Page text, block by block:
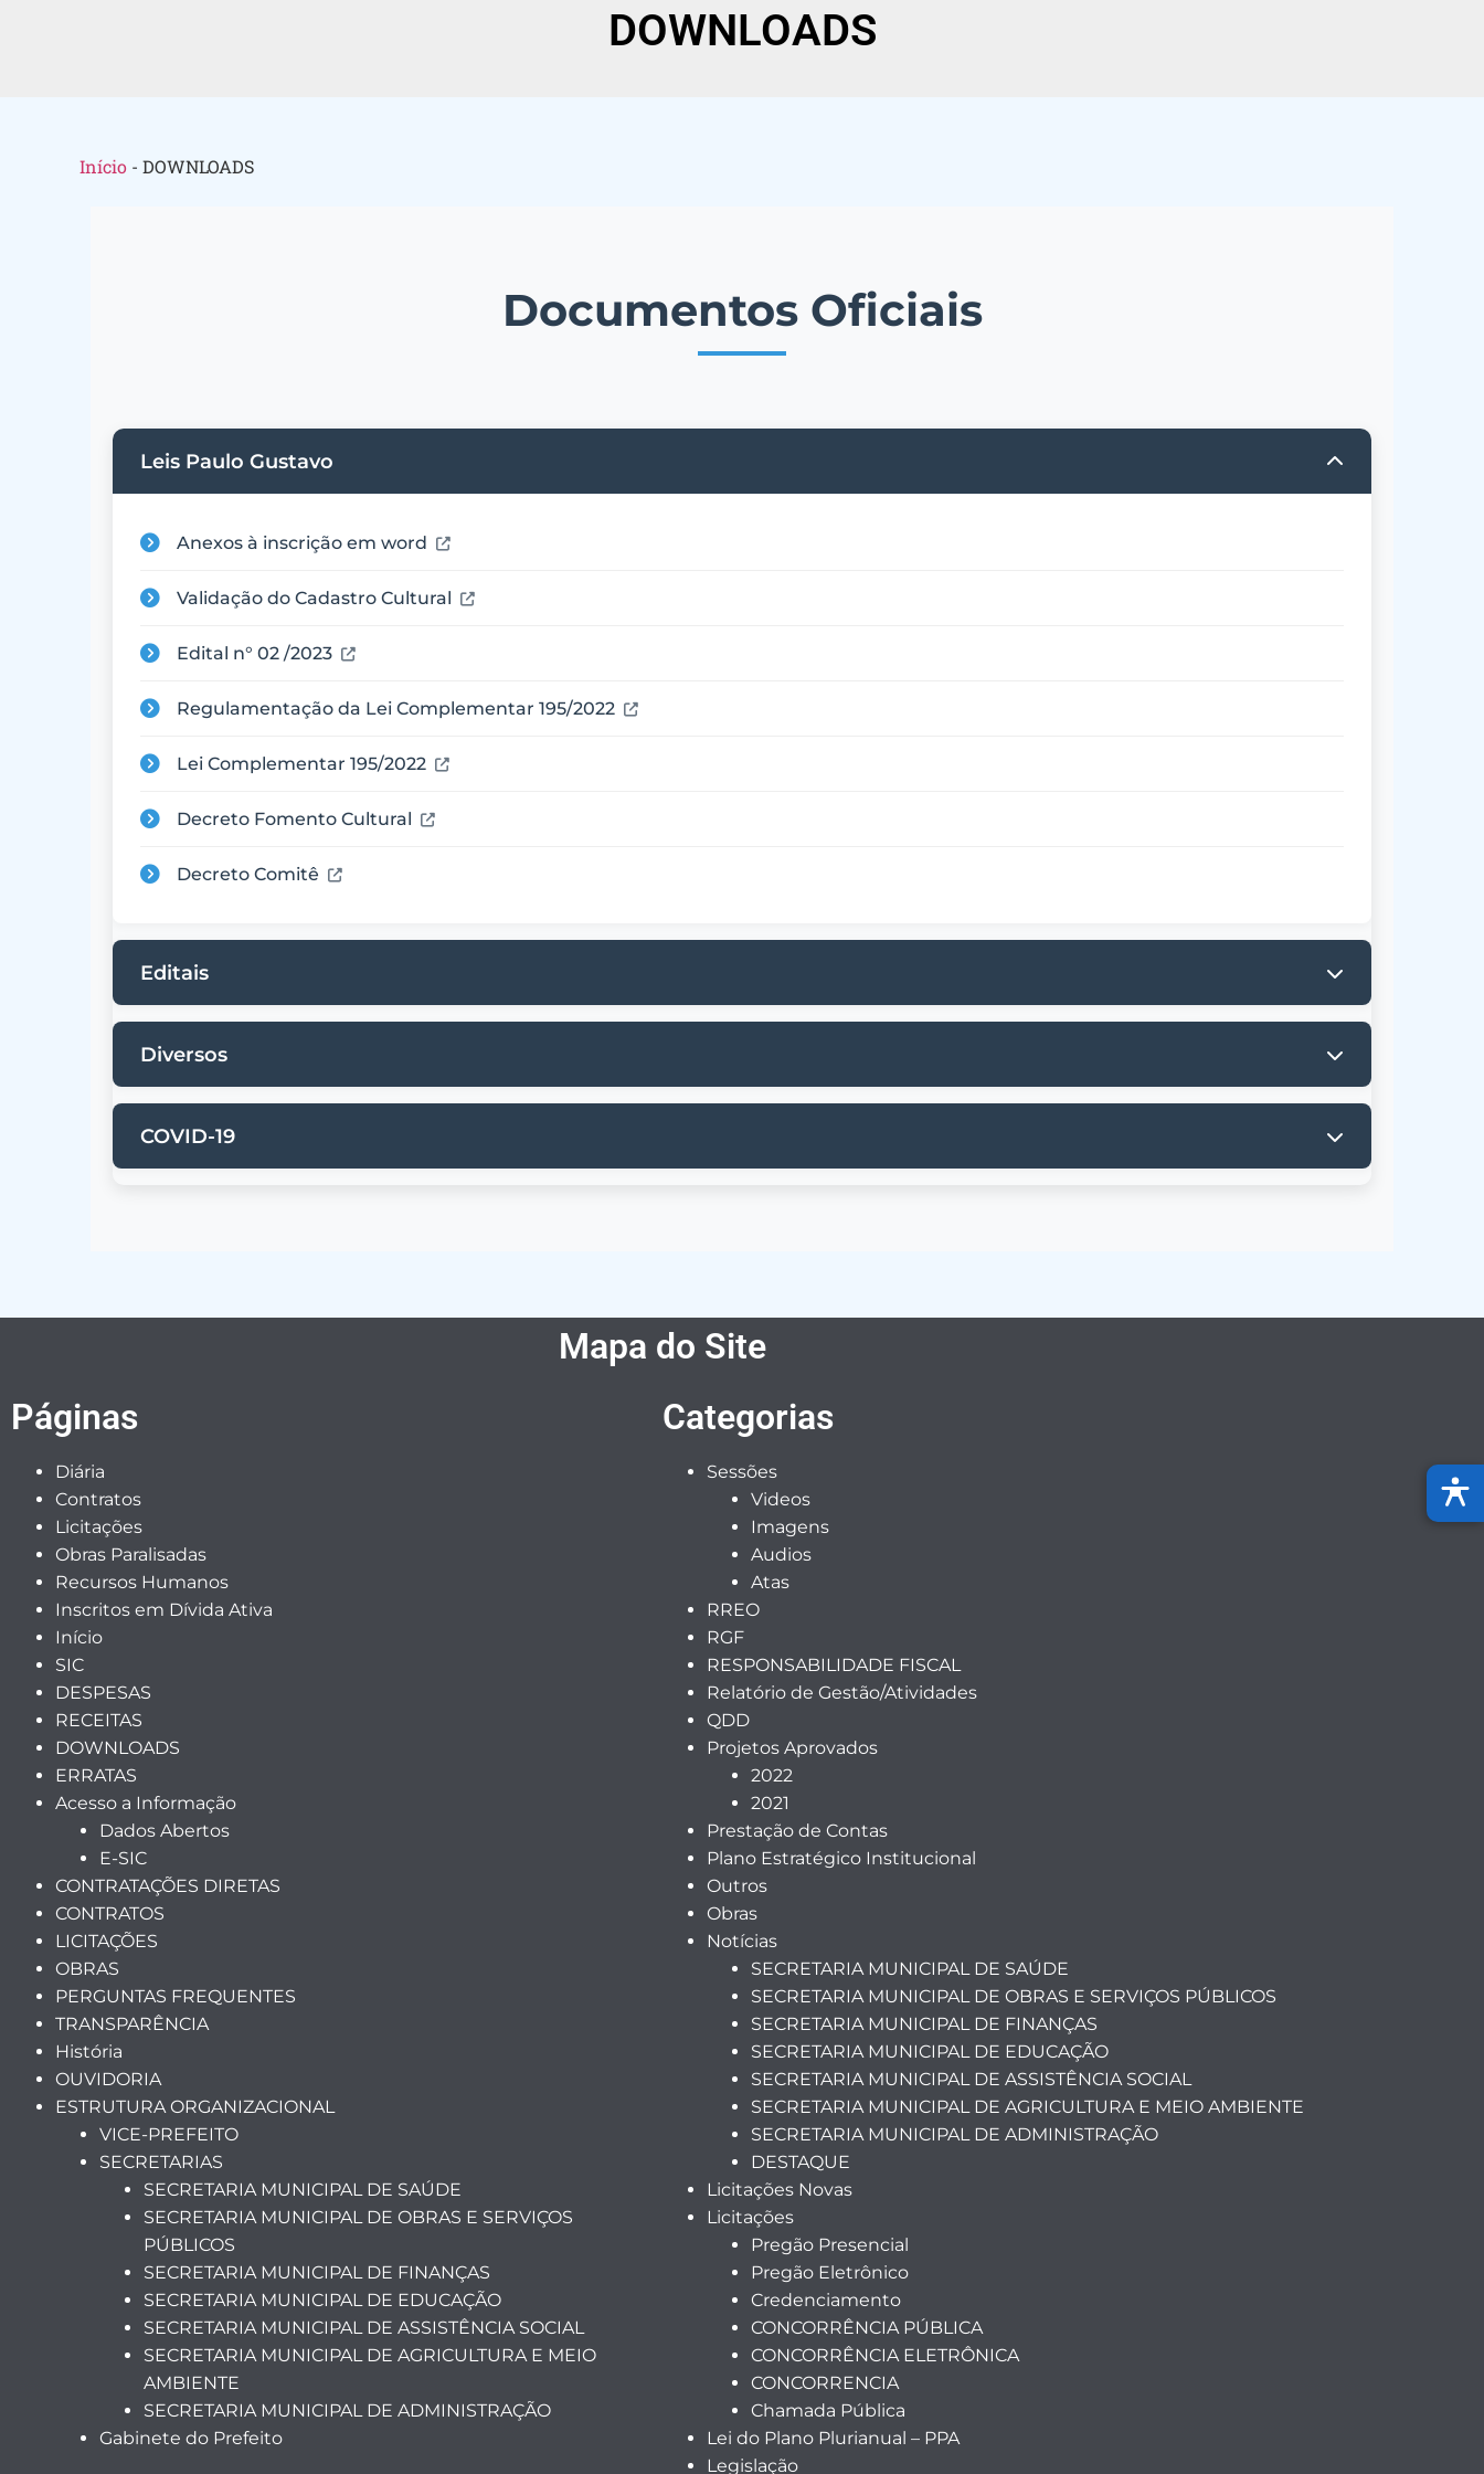
DOWNLOADS
Início - DOWNLOADS
Documentos Oficiais
Leis Paulo Gustavo
Anexos à inscrição em word
Validação do Cadastro Cultural
Edital n° 02 /2023
Regulamentação da Lei Complementar 195/2022
Lei Complementar 195/2022
Decreto Fomento Cultural
Decreto Comitê
Editais
Edital LDO 2021
Diversos
DECRETOS 045 DE 17-07-2020 - MEDIDAS DE PREVENÇÃO E CONTROLE DO CORONAVÍRUS
COVID-19
Mapa do Site
Páginas
Diária
Contratos
Licitações
Obras Paralisadas
Recursos Humanos
Inscritos em Dívida Ativa
Início
SIC
DESPESAS
RECEITAS
DOWNLOADS
ERRATAS
Acesso a Informação
Dados Abertos
E-SIC
CONTRATAÇÕES DIRETAS
CONTRATOS
LICITAÇÕES
OBRAS
PERGUNTAS FREQUENTES
TRANSPARÊNCIA
História
OUVIDORIA
ESTRUTURA ORGANIZACIONAL
VICE-PREFEITO
SECRETARIAS
SECRETARIA MUNICIPAL DE SAÚDE
SECRETARIA MUNICIPAL DE OBRAS E SERVIÇOS
PÚBLICOS
SECRETARIA MUNICIPAL DE FINANÇAS
SECRETARIA MUNICIPAL DE EDUCAÇÃO
SECRETARIA MUNICIPAL DE ASSISTÊNCIA SOCIAL
SECRETARIA MUNICIPAL DE AGRICULTURA E MEIO
AMBIENTE
SECRETARIA MUNICIPAL DE ADMINISTRAÇÃO
Gabinete do Prefeito
Categorias
Sessões
Videos
Imagens
Audios
Atas
RREO
RGF
RESPONSABILIDADE FISCAL
Relatório de Gestão/Atividades
QDD
Projetos Aprovados
2022
2021
Prestação de Contas
Plano Estratégico Institucional
Outros
Obras
Notícias
SECRETARIA MUNICIPAL DE SAÚDE
SECRETARIA MUNICIPAL DE OBRAS E SERVIÇOS PÚBLICOS
SECRETARIA MUNICIPAL DE FINANÇAS
SECRETARIA MUNICIPAL DE EDUCAÇÃO
SECRETARIA MUNICIPAL DE ASSISTÊNCIA SOCIAL
SECRETARIA MUNICIPAL DE AGRICULTURA E MEIO AMBIENTE
SECRETARIA MUNICIPAL DE ADMINISTRAÇÃO
DESTAQUE
Licitações Novas
Licitações
Pregão Presencial
Pregão Eletrônico
Credenciamento
CONCORRÊNCIA PÚBLICA
CONCORRÊNCIA ELETRÔNICA
CONCORRENCIA
Chamada Pública
Lei do Plano Plurianual – PPA
Legislação